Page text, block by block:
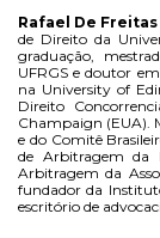
Rafael De
de Direito da
graduação,
UFRGS e doutor
na University of
Direito
Champaign (EUA).
e do Comitê
de Arbitragem da
Arbitragem da
fundador da
escritório de